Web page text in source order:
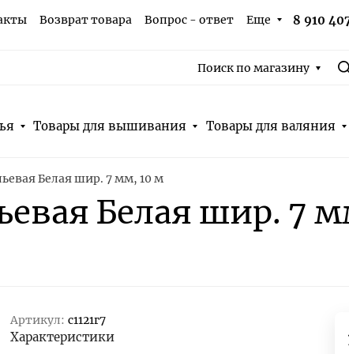
Возврат товара Вопрос - ответ Еще 8 910
Поиск по магазину
Товары для вышивания Товары для валяния
Белая шир. 7 мм, 10 м
Белая шир. 7
Артикул: с1121г7
Характеристики